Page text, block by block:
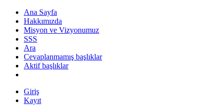
Ana Sayfa
Hakkımızda
Misyon ve Vizyonumuz
SSS
Ara
Cevaplanmamış başlıklar
Aktif başlıklar
Giriş
Kayıt